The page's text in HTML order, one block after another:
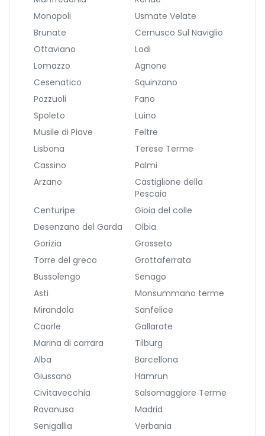
Monopoli
Usmate Velate
Brunate
Cernusco Sul Naviglio
Ottaviano
Lodi
Lomazzo
Agnone
Cesenatico
Squinzano
Pozzuoli
Fano
Spoleto
Luino
Musile di Piave
Feltre
Lisbona
Terese Terme
Cassino
Palmi
Arzano
Castiglione della
Pescaia
Centuripe
Gioia del colle
Desenzano del Garda
Olbia
Gorizia
Grosseto
Torre del greco
Grottaferrata
Bussolengo
Senago
Asti
Monsummano terme
Mirandola
Sanfelice
Caorle
Gallarate
Marina di carrara
Tilburg
Alba
Barcellona
Giussano
Hamrun
Civitavecchia
Salsomaggiore Terme
Ravanusa
Madrid
Senigallia
Verbania